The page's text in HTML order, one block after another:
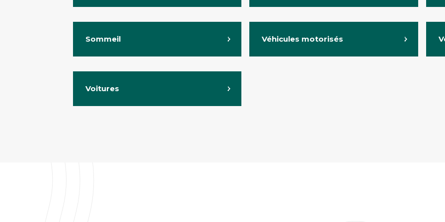
Sommeil Véhicules motorisés
Voitures